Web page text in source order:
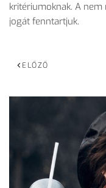
kritériumoknak. A nem
jogát fenntartjuk.
ELŐZŐ